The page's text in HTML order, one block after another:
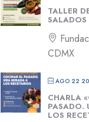
TALLER
SALADOS
CDMX
AGO 22
CHARLA
PASADO.
LOS